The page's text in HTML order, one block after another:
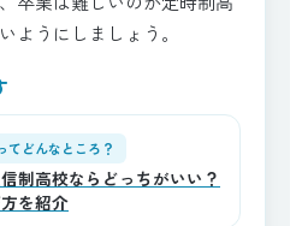
ようにしましょう。
てどんなところ？
制高校ならどっちがいい？
を紹介